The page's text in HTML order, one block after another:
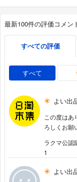
最新100件の評価コメン
すべての評価
すべて
よい出
この度はあ
ろしくお願
ラクマ公認
1
よい出